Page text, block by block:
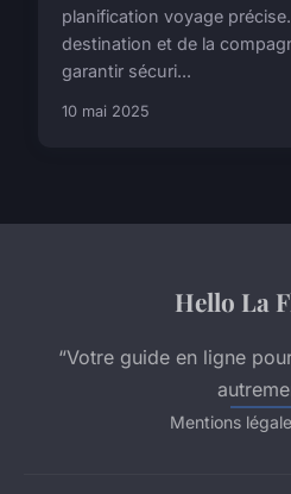
planification voyage
destination et de la
garantir sécuri...
10 mai 2025
Hello La
“Votre guide en ligne
Mentions